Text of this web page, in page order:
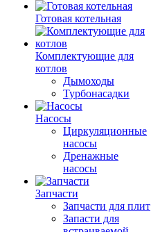
Готовая котельная
Комплектующие для
котлов
Дымоходы
Турбонасадки
Насосы
Циркуляционные
насосы
Дренажные
насосы
Запчасти
Запчасти для плит
Запасти для